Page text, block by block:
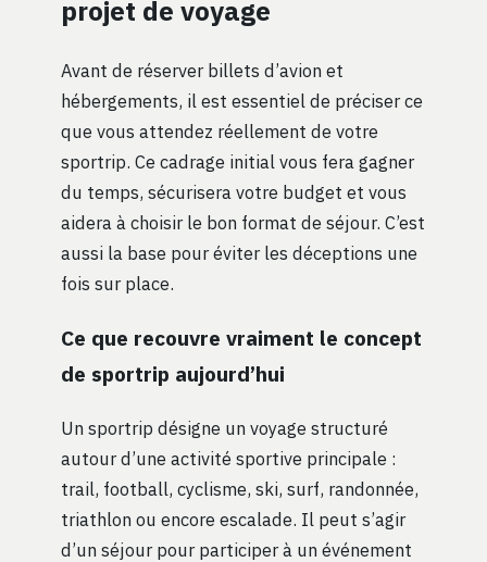
projet de voyage
Avant de réserver billets d’avion et
hébergements, il est essentiel de préciser ce
que vous attendez réellement de votre
sportrip. Ce cadrage initial vous fera gagner
du temps, sécurisera votre budget et vous
aidera à choisir le bon format de séjour. C’est
aussi la base pour éviter les déceptions une
fois sur place.
Ce que recouvre vraiment le concept
de sportrip aujourd’hui
Un sportrip désigne un voyage structuré
autour d’une activité sportive principale :
trail, football, cyclisme, ski, surf, randonnée,
triathlon ou encore escalade. Il peut s’agir
d’un séjour pour participer à un événement